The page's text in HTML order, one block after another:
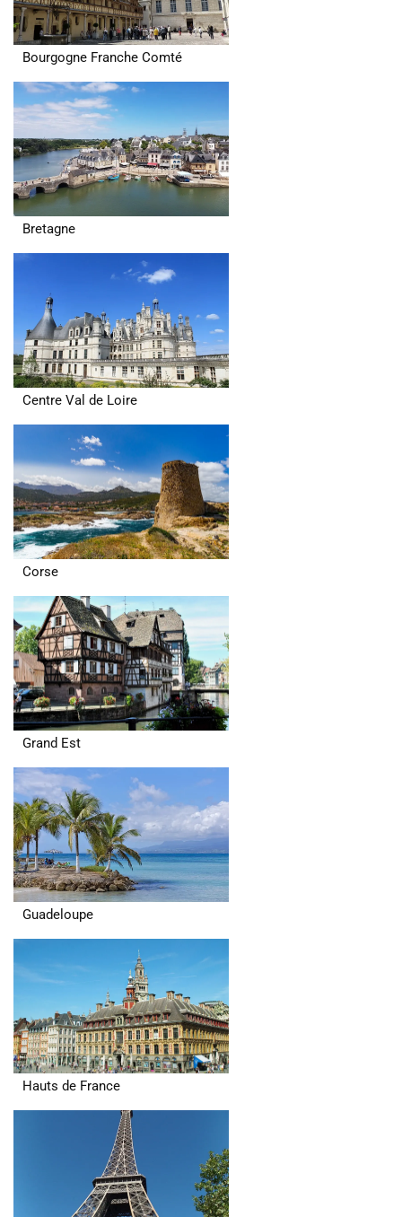
Bourgogne Franche Comté
Bretagne
Centre Val de Loire
Corse
Grand Est
Guadeloupe
Hauts de France